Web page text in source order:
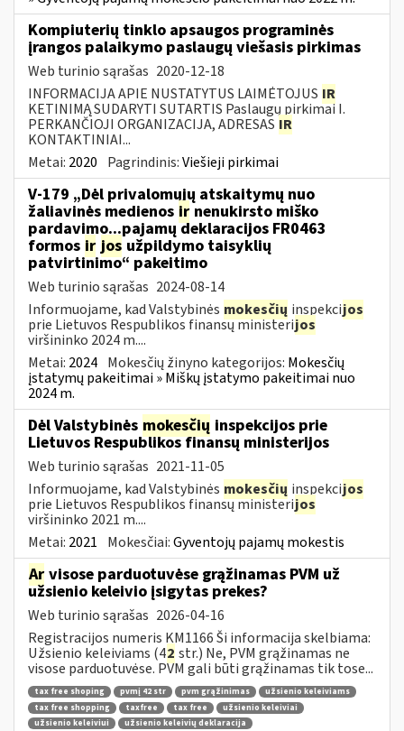
Kompiuterių tinklo apsaugos programinės
įrangos palaikymo paslaugų viešasis pirkimas
Web turinio sąrašas 2020-12-18
INFORMACIJA APIE NUSTATYTUS LAIMĖTOJUS IR
KETINIMĄ SUDARYTI SUTARTIS Paslaugų pirkimai I.
PERKANČIOJI ORGANIZACIJA, ADRESAS IR
KONTAKTINIAI...
Metai: 2020 Pagrindinis:Viešieji pirkimai
V-179 „Dėl privalomųjų atskaitymų nuo
žaliavinės medienos ir nenukirsto miško
pardavimo...pajamų deklaracijos FR0463
formos ir jos užpildymo taisyklių
patvirtinimo“ pakeitimo
Web turinio sąrašas 2024-08-14
Informuojame, kad Valstybinės mokesčių inspekcijos
prie Lietuvos Respublikos finansų ministerijos
viršininko 2024 m....
Metai: 2024 Mokesčių žinyno kategorijos: Mokesčių
įstatymų pakeitimai » Miškų įstatymo pakeitimai nuo
2024 m.
Dėl Valstybinės mokesčių inspekcijos prie
Lietuvos Respublikos finansų ministerijos
Web turinio sąrašas 2021-11-05
Informuojame, kad Valstybinės mokesčių inspekcijos
prie Lietuvos Respublikos finansų ministerijos
viršininko 2021 m....
Metai: 2021 Mokesčiai:Gyventojų pajamų mokestis
Ar visose parduotuvėse grąžinamas PVM už
užsienio keleivio įsigytas prekes?
Web turinio sąrašas 2026-04-16
Registracijos numeris KM1166 Ši informacija skelbiama:
Užsienio keleiviams (42 str.) Ne, PVM grąžinamas ne
visose parduotuvėse. PVM gali būti grąžinamas tik tose...
tax free shoping pvmį 42 str pvm grąžinimas
užsienio keleiviams
tax free shopping
taxfree tax free
užsienio keleiviai
užsienio keleiviui
užsienio keleivių deklaracija